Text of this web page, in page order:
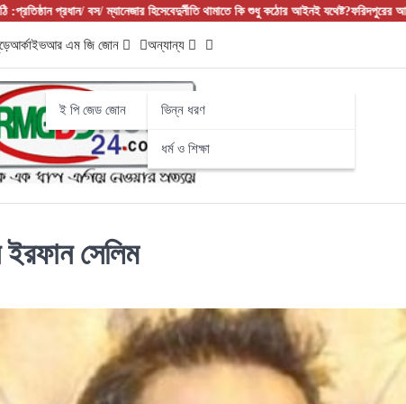
বস/ ম্যানেজার হিসেবেদুর্নীতি থামাতে কি শুধু কঠোর আইনই যথেষ্ট?ফরিদপুরের আলফাডাঙ্গায়
আর্কাইভআর এম জি জোন
ই পি জেড জোন
অন্যান্য
ভিন্ন ধরণ
ধর্ম ও শিক্ষা
ইরফান সেলিম